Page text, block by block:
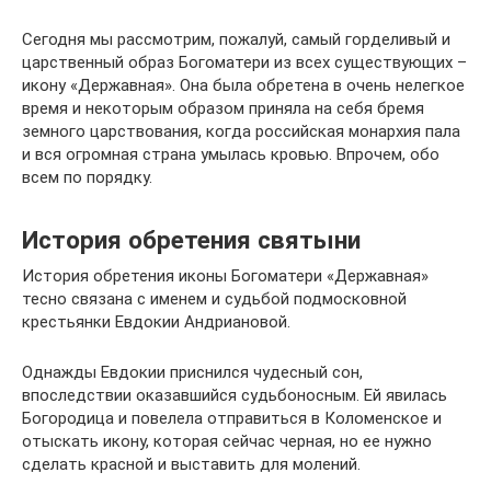
Сегодня мы рассмотрим, пожалуй, самый горделивый и
царственный образ Богоматери из всех существующих –
икону «Державная». Она была обретена в очень нелегкое
время и некоторым образом приняла на себя бремя
земного царствования, когда российская монархия пала
и вся огромная страна умылась кровью. Впрочем, обо
всем по порядку.
История обретения святыни
История обретения иконы Богоматери «Державная»
тесно связана с именем и судьбой подмосковной
крестьянки Евдокии Андриановой.
Однажды Евдокии приснился чудесный сон,
впоследствии оказавшийся судьбоносным. Ей явилась
Богородица и повелела отправиться в Коломенское и
отыскать икону, которая сейчас черная, но ее нужно
сделать красной и выставить для молений.